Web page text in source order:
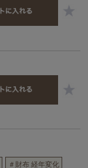
＃財布 経年変化